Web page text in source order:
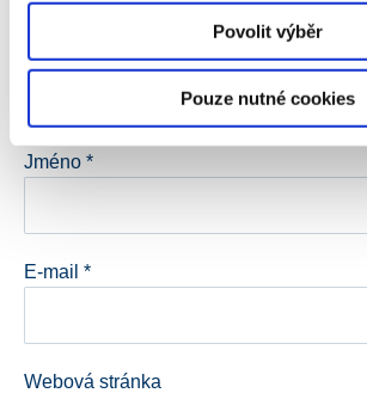
Povolit výběr
Pouze nutné cookies
Jméno *
E-mail *
Webová stránka